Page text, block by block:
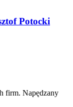
Potocki
firm. Napędzany